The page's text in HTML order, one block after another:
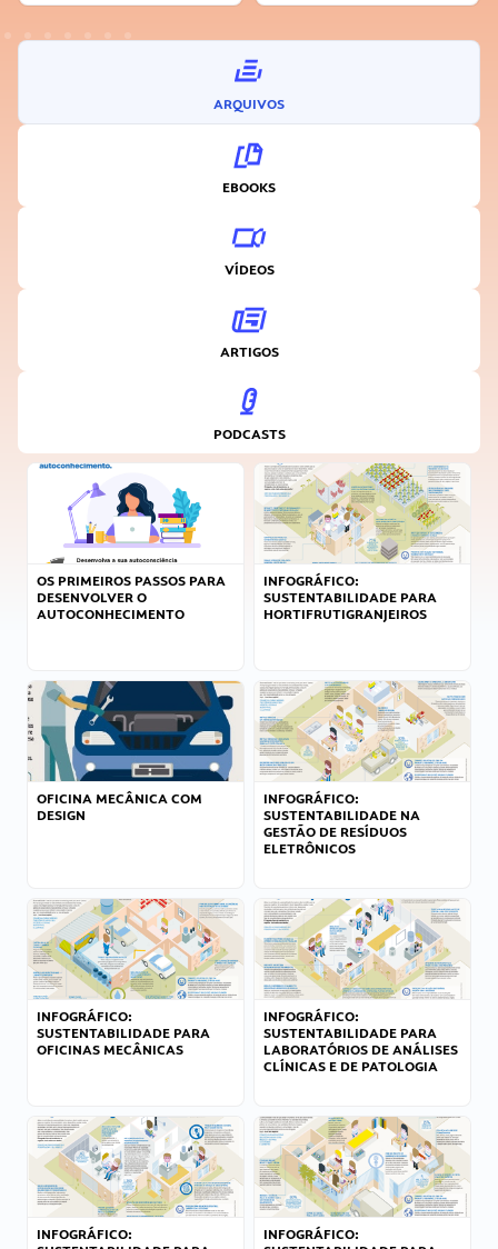
ARQUIVOS
EBOOKS
VÍDEOS
ARTIGOS
PODCASTS
OS PRIMEIROS PASSOS PARA
DESENVOLVER O
AUTOCONHECIMENTO
INFOGRÁFICO:
SUSTENTABILIDADE PARA
HORTIFRUTIGRANJEIROS
OFICINA MECÂNICA COM
DESIGN
INFOGRÁFICO:
SUSTENTABILIDADE NA
GESTÃO DE RESÍDUOS
ELETRÔNICOS
INFOGRÁFICO:
SUSTENTABILIDADE PARA
OFICINAS MECÂNICAS
INFOGRÁFICO:
SUSTENTABILIDADE PARA
LABORATÓRIOS DE ANÁLISES
CLÍNICAS E DE PATOLOGIA
INFOGRÁFICO:
INFOGRÁFICO: